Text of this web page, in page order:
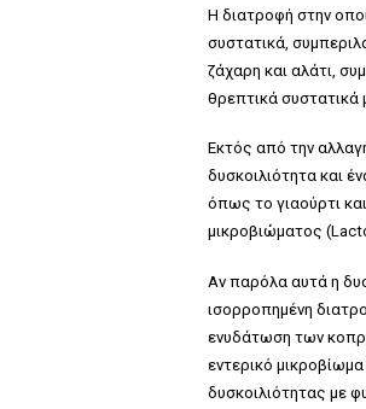
Η διατροφή στην
συστατικά,
ζάχαρη και αλάτι,
θρεπτικά συστατικά
Εκτός από την
δυσκοιλιότητα και
όπως το γιαούρτι
μικροβιώματος
Αν παρόλα αυτά η
ισορροπημένη
ενυδάτωση των
εντερικό
δυσκοιλιότητας με